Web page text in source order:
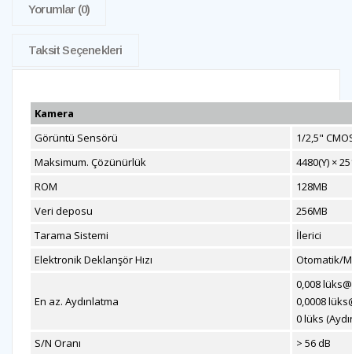
Yorumlar (0)
Taksit Seçenekleri
Kamera
Görüntü Sensörü
1/2,5"
Maksimum. Çözünürlük
4480(Y) ×
ROM
128MB
Veri deposu
256MB
Tarama Sistemi
İlerici
Elektronik Deklanşör Hızı
Otomatik/
En az. Aydınlatma
0,008
0,0008
0 lüks
S/N Oranı
> 56 dB